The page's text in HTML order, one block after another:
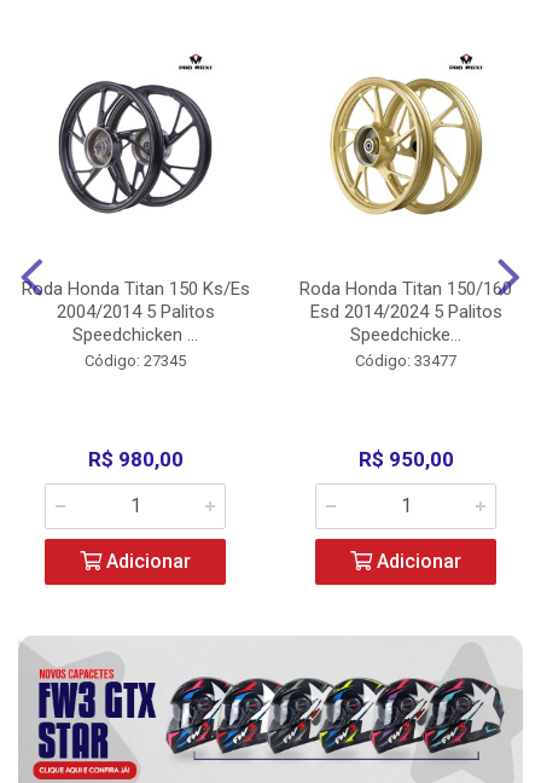
Roda Honda Titan 150 Ks/Es
2004/2014 5 Palitos
Speedchicken ...
Código: 27345
R$ 980,00
Adicionar
Roda Honda Titan 150/160
Esd 2014/2024 5 Palitos
Speedchicke...
Código: 33477
R$ 950,00
Adicionar